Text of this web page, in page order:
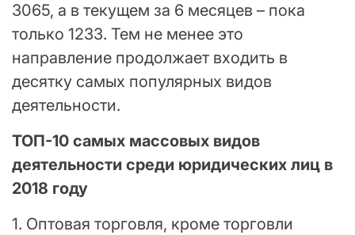
3065, а в текущем за 6 месяцев – пока
только 1233. Тем не менее это
направление продолжает входить в
десятку самых популярных видов
деятельности.
ТОП-10 самых массовых видов
деятельности среди юридических лиц в
2018 году
1. Оптовая торговля, кроме торговли